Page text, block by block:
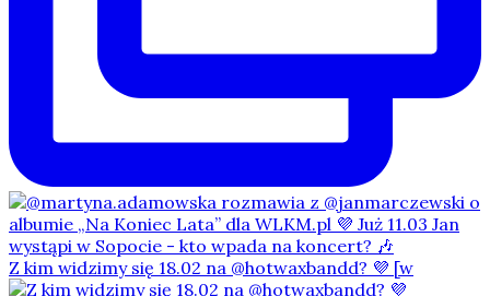
Z kim widzimy się 18.02 na @hotwaxbandd? 💜 [w